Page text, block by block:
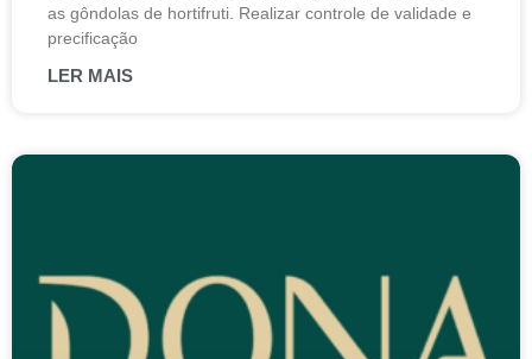
as gôndolas de hortifruti. Realizar controle de validade e
precificação
LER MAIS